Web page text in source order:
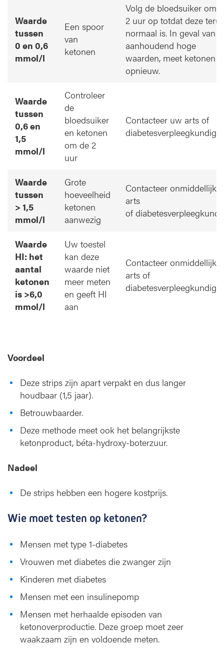
Waarde
tussen
0 en 0,6
mmol/l
Een spoor
van
ketonen
Volg de bloedsuiker om
2 uur op totdat deze
normaal is. In geval van
aanhoudend hoge
waarden, meet ketonen
opnieuw.
Waarde
tussen
0,6 en
1,5
mmol/l
Controleer
de
bloedsuiker
en ketonen
om de 2
uur
Contacteer uw arts of
diabetesverpleegkundige.
Waarde
tussen
> 1,5
mmol/l
Grote
hoeveelheid
ketonen
aanwezig
Contacteer onmiddellijk
arts
of
Waarde
HI: het
aantal
ketonen
is >6,0
mmol/l
Uw toestel
kan deze
waarde niet
meer meten
en geeft HI
aan
Contacteer onmiddellijk
arts of
diabetesverpleegkundige.
Voordeel
Deze strips zijn apart verpakt en dus langer
houdbaar (1,5 jaar).
Betrouwbaarder.
Deze methode meet ook het belangrijkste
ketonproduct, béta-hydroxy-boterzuur.
Nadeel
De strips hebben een hogere kostprijs.
Wie moet testen op ketonen?
Mensen met type 1-diabetes
Vrouwen met diabetes die zwanger zijn
Kinderen met diabetes
Mensen met een insulinepomp
Mensen met herhaalde episoden van
ketonoverproductie. Deze groep moet zeer
waakzaam zijn en voldoende meten.